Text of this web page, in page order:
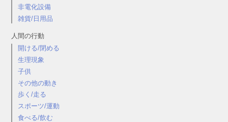
非電化設備
雑貨/日用品
人間の行動
開ける/閉める
生理現象
子供
その他の動き
歩く/走る
スポーツ/運動
食べる/飲む